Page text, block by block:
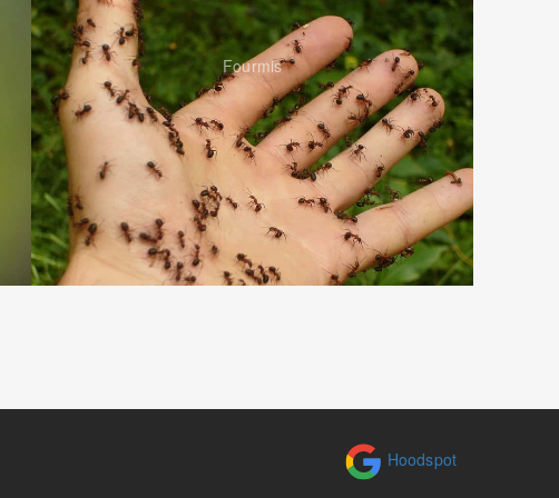
Fourmis
Hoodspot